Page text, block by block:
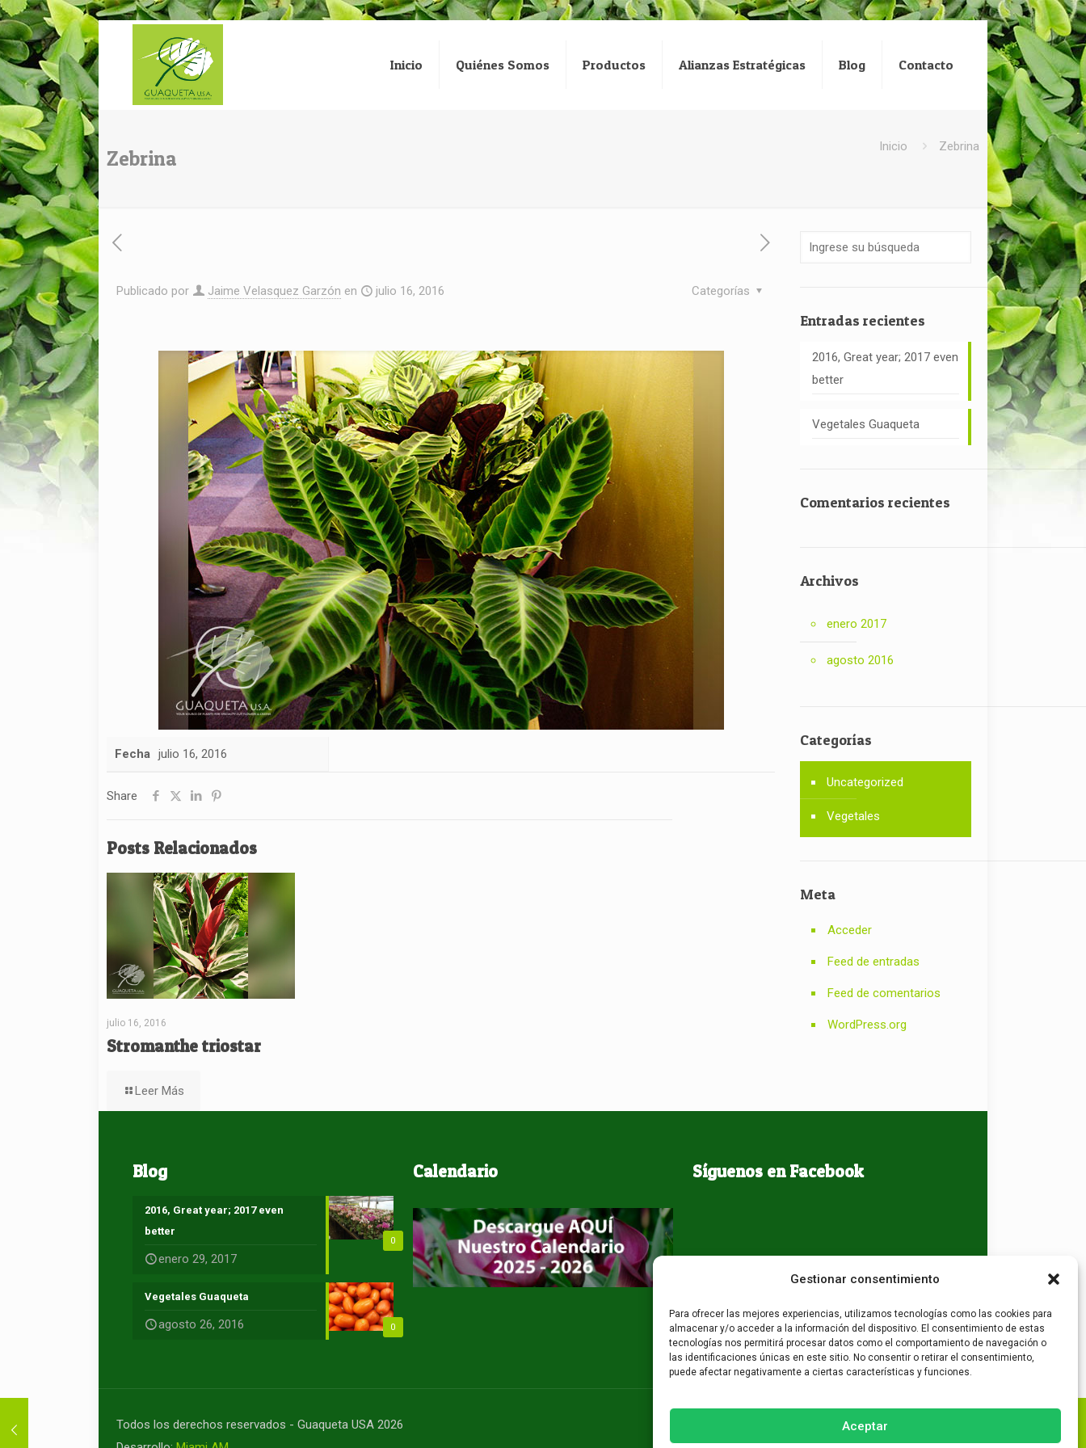
Gestionar consentimiento
Para ofrecer las mejores experiencias, utilizamos tecnologías como las cookies para
almacenar y/o acceder a la información del dispositivo. El consentimiento de estas
tecnologías nos permitirá procesar datos como el comportamiento de navegación o
las identificaciones únicas en este sitio. No consentir o retirar el consentimiento,
puede afectar negativamente a ciertas características y funciones.
Aceptar
Inicio Quiénes Somos Productos Alianzas Estratégicas Blog Contacto
Zebrina Inicio Zebrina
Publicado por Jaime Velasquez Garzón en julio 16, 2016 Categorías
Fecha julio 16, 2016
Share
Posts Relacionados
julio 16, 2016
Stromanthe triostar
Leer Más
Entradas recientes
2016, Great year; 2017 even
better
Vegetales Guaqueta
Comentarios recientes
Archivos
enero 2017
agosto 2016
Categorías
Uncategorized
Vegetales
Meta
Acceder
Feed de entradas
Feed de comentarios
WordPress.org
Blog
0
2016, Great year; 2017 even
better
enero 29, 2017
0
Vegetales Guaqueta
agosto 26, 2016
Calendario Síguenos en Facebook
Todos los derechos reservados - Guaqueta USA 2026